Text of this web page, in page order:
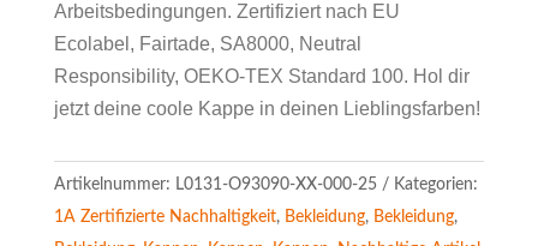
Arbeitsbedingungen. Zertifiziert nach EU
Ecolabel, Fairtade, SA8000, Neutral
Responsibility, OEKO-TEX Standard 100. Hol dir
jetzt deine coole Kappe in deinen Lieblingsfarben!
Artikelnummer: L0131-O93090-XX-000-25
Kategorien:
1A Zertifizierte Nachhaltigkeit, Bekleidung, Bekleidung,